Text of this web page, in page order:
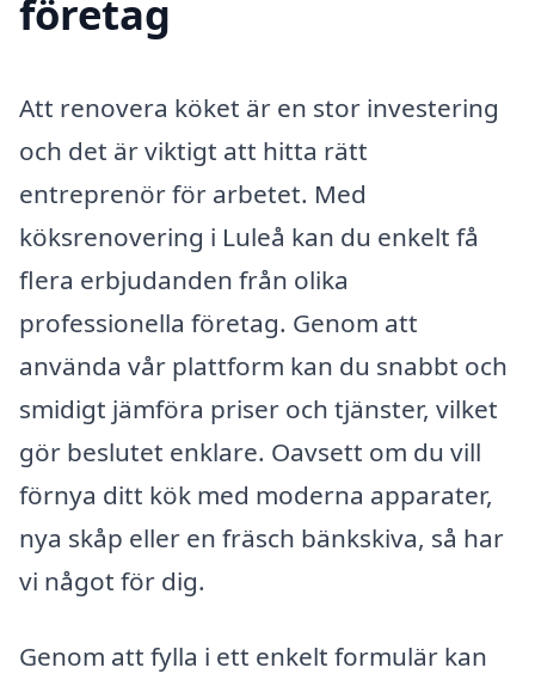
företag
Att renovera köket är en stor investering
och det är viktigt att hitta rätt
entreprenör för arbetet. Med
köksrenovering i Luleå kan du enkelt få
flera erbjudanden från olika
professionella företag. Genom att
använda vår plattform kan du snabbt och
smidigt jämföra priser och tjänster, vilket
gör beslutet enklare. Oavsett om du vill
förnya ditt kök med moderna apparater,
nya skåp eller en fräsch bänkskiva, så har
vi något för dig.
Genom att fylla i ett enkelt formulär kan